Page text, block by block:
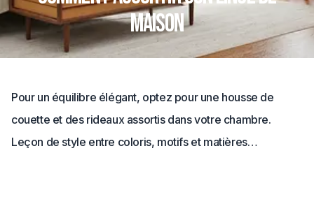
maison
Pour un équilibre élégant, optez pour une housse de
couette et des rideaux assortis dans votre chambre.
Leçon de style entre coloris, motifs et matières…